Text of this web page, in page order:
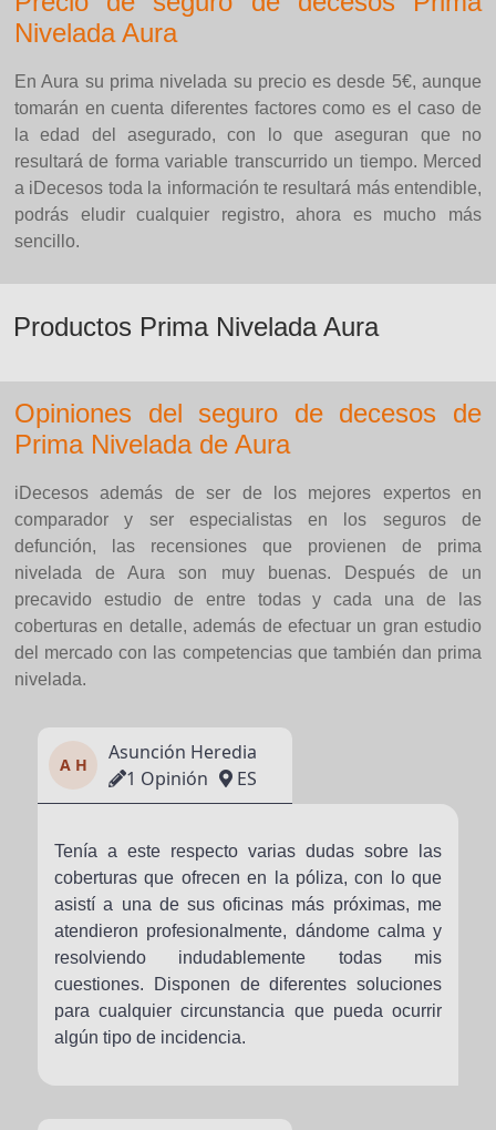
Nivelada Aura
En Aura su prima nivelada su precio es desde 5€, aunque
tomarán en cuenta diferentes factores como es el caso de
la edad del asegurado, con lo que aseguran que no
resultará de forma variable transcurrido un tiempo. Merced
a iDecesos toda la información te resultará más entendible,
podrás eludir cualquier registro, ahora es mucho más
sencillo.
Productos Prima Nivelada Aura
Opiniones del seguro de decesos de
Prima Nivelada de Aura
iDecesos además de ser de los mejores expertos en
comparador y ser especialistas en los seguros de
defunción, las recensiones que provienen de prima
nivelada de Aura son muy buenas. Después de un
precavido estudio de entre todas y cada una de las
coberturas en detalle, además de efectuar un gran estudio
del mercado con las competencias que también dan prima
nivelada.
A H
Asunción Heredia
1 Opinión
ES
Tenía a este respecto varias dudas sobre las
coberturas que ofrecen en la póliza, con lo que
asistí a una de sus oficinas más próximas, me
atendieron profesionalmente, dándome calma y
resolviendo indudablemente todas mis
cuestiones. Disponen de diferentes soluciones
para cualquier circunstancia que pueda ocurrir
algún tipo de incidencia.